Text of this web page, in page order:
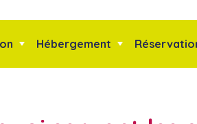
Hébergement